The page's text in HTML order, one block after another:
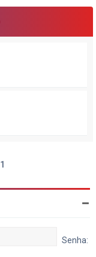
s
1
Senha: